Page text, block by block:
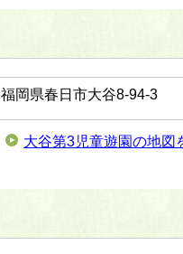
福岡県春日市大谷8-94-3
大谷第3児童遊園の地図